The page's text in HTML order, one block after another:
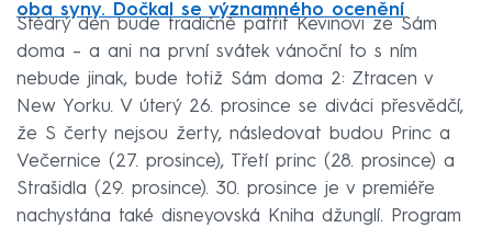
oba syny. Dočkal se významného ocenění
Štědrý den bude tradičně patřit Kevinovi ze Sám
doma – a ani na první svátek vánoční to s ním
nebude jinak, bude totiž Sám doma 2: Ztracen v
New Yorku. V úterý 26. prosince se diváci přesvědčí,
že S čerty nejsou žerty, následovat budou Princ a
Večernice (27. prosince), Třetí princ (28. prosince) a
Strašidla (29. prosince). 30. prosince je v premiéře
nachystána také disneyovská Kniha džunglí. Program